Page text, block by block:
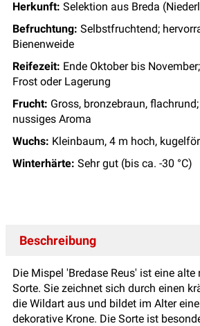
Herkunft: Selektion aus Breda
Befruchtung: Selbstfruchtend;
Bienenweide
Reifezeit: Ende Oktober bis
Frost oder Lagerung
Frucht: Gross, bronzebraun,
nussiges Aroma
Wuchs: Kleinbaum, 4 m hoch,
Winterhärte: Sehr gut (bis ca. -30 °C)
Beschreibung
Die Mispel 'Bredase Reus' ist eine
Sorte. Sie zeichnet sich durch einen
die Wildart aus und bildet im Alter
dekorative Krone. Die Sorte ist